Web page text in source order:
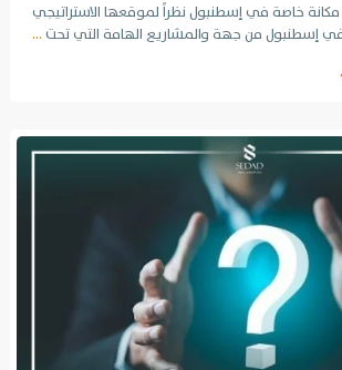
خاصة في إسطنبول نظراً لموقعها الاستراتيجي
إسطنبول من جهة والمشاريع الهامة التي تحت...